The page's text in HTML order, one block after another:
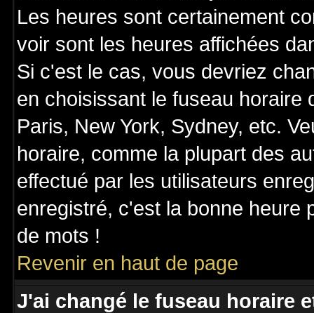
Les heures sont certainement
voir sont les heures affichées
Si c'est le cas, vous devriez
en choisissant le fuseau horaire
Paris, New York, Sydney, etc.
horaire, comme la plupart des
effectué par les utilisateurs
enregistré, c'est la bonne heure
de mots !
Revenir en haut de page
J'ai changé le fuseau horaire